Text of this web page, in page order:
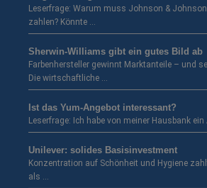
Leserfrage: Warum muss Johnson &
zahlen? Könnte …
Sherwin-Williams gibt ein gutes Bild ab
Farbenhersteller gewinnt Marktanteile – und
Die wirtschaftliche …
Ist das Yum-Angebot interessant?
Leserfrage: Ich habe von meiner Hausbank
Unilever: solides Basisinvestment
Konzentration auf Schönheit und Hygiene
als …